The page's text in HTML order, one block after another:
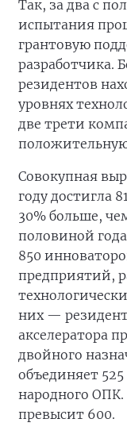
Так, за два с
испытания
грантовую
разработчика.
резидентов
уровнях
две трети
Совокупная
году достигла
30% больше,
половиной
850
предприятий,
них —
акселератора
двойного
объединяет
народного ОПК.
превысит 600.